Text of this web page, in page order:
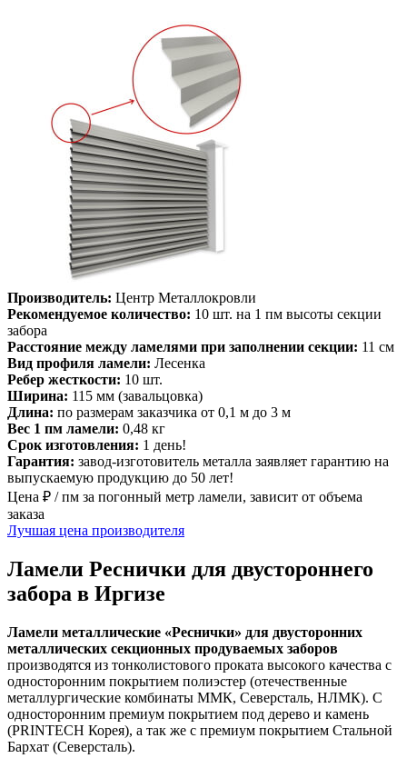
Производитель: Центр Металлокровли
Рекомендуемое количество: 10 шт. на 1 пм высоты секции
забора
Расстояние между ламелями при заполнении секции: 11 см
Вид профиля ламели: Лесенка
Ребер жесткости: 10 шт.
Ширина: 115 мм (завальцовка)
Длина: по размерам заказчика от 0,1 м до 3 м
Вес 1 пм ламели: 0,48 кг
Срок изготовления: 1 день!
Гарантия: завод-изготовитель металла заявляет гарантию на
выпускаемую продукцию до 50 лет!
Цена ₽ / пм за погонный метр ламели, зависит от объема
заказа
Лучшая цена производителя
Ламели Реснички для двустороннего
забора в Иргизе
Ламели металлические «Реснички» для двусторонних
металлических секционных продуваемых заборов
производятся из тонколистового проката высокого качества с
односторонним покрытием полиэстер (отечественные
металлургические комбинаты ММК, Северсталь, НЛМК). С
односторонним премиум покрытием под дерево и камень
(PRINTECH Корея), а так же с премиум покрытием Стальной
Бархат (Северсталь).